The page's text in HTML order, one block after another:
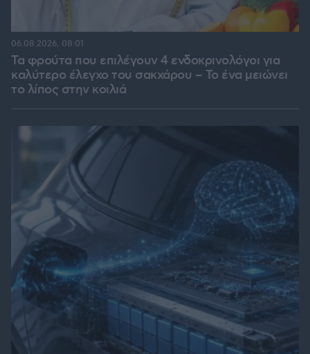
Τα φρούτα που επιλέγουν 4 ενδοκρινολόγοι για
καλύτερο έλεγχο του σακχάρου – Το ένα μειώνει
το λίπος στην κοιλιά
06.08.2026, 08:01